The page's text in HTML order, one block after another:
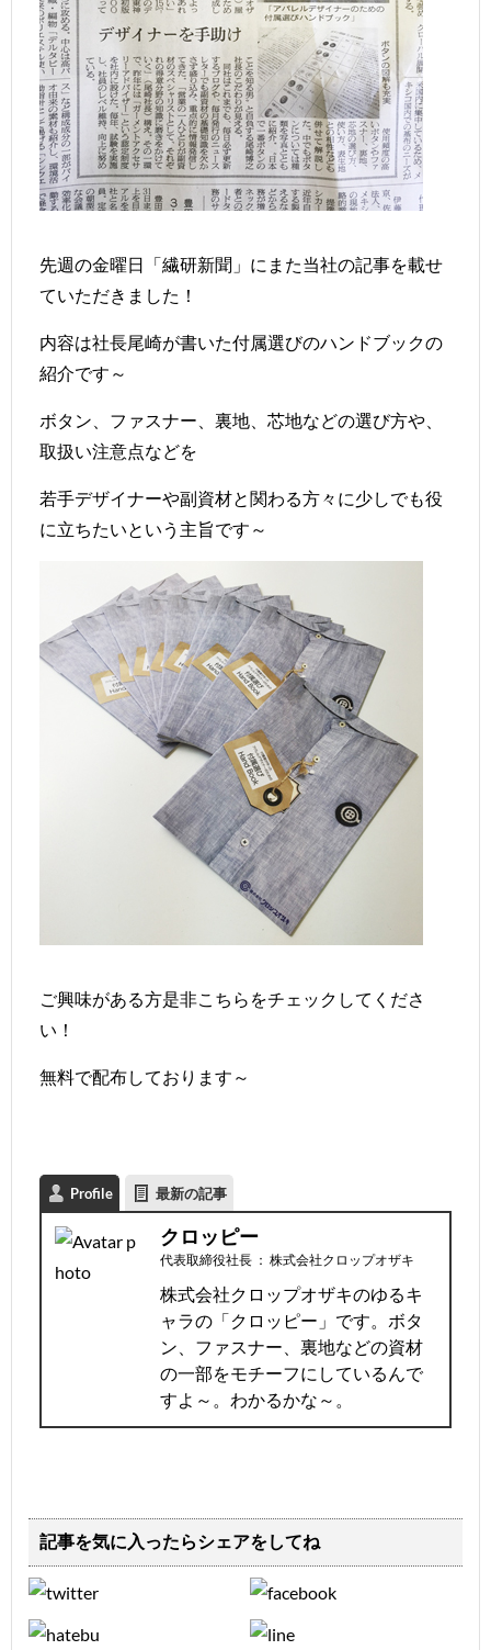
先週の金曜日「繊研新聞」にまた当社の記事を載せ
ていただきました！
内容は社長尾崎が書いた付属選びのハンドブックの
紹介です～
ボタン、ファスナー、裏地、芯地などの選び方や、
取扱い注意点などを
若手デザイナーや副資材と関わる方々に少しでも役
に立ちたいという主旨です～
ご興味がある方是非こちら をチェックしてくださ
い！
無料で配布しております～
Profile 最新の記事
クロッピー
代表取締役社長 ： 株式会社クロップオザキ
株式会社クロップオザキのゆるキ
ャラの「クロッピー」です。ボタ
ン、ファスナー、裏地などの資材
の一部をモチーフにしているんで
すよ～。わかるかな～。
記事を気に入ったらシェアをしてね